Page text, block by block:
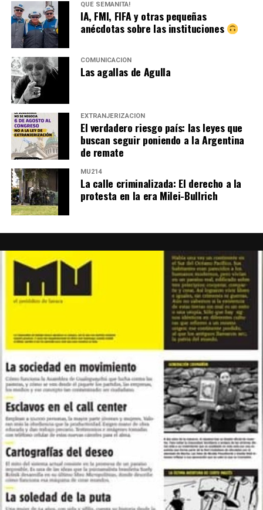
QUÉ SEMANITA!
IA, FMI, FIFA y otras pequeñas
anécdotas sobre las instituciones
COMUNICACIÓN
Las agallas de Agulla
EXTRANJERIZACIÓN
El verdadero riesgo país: las leyes que
buscan seguir poniendo a la Argentina
de remate
MU214
La calle criminalizada: El derecho a la
protesta en la era Milei-Bullrich